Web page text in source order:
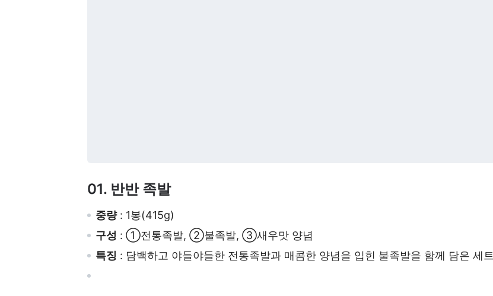
01. 반반 족발
중량: 1봉(415g)
구성 : ①전통족발, ②불족발, ③새우맛 양념
특징 : 담백하고 야들야들한 전통족발과 매콤한 양념을 입힌 불족발을 함께 담은 세트